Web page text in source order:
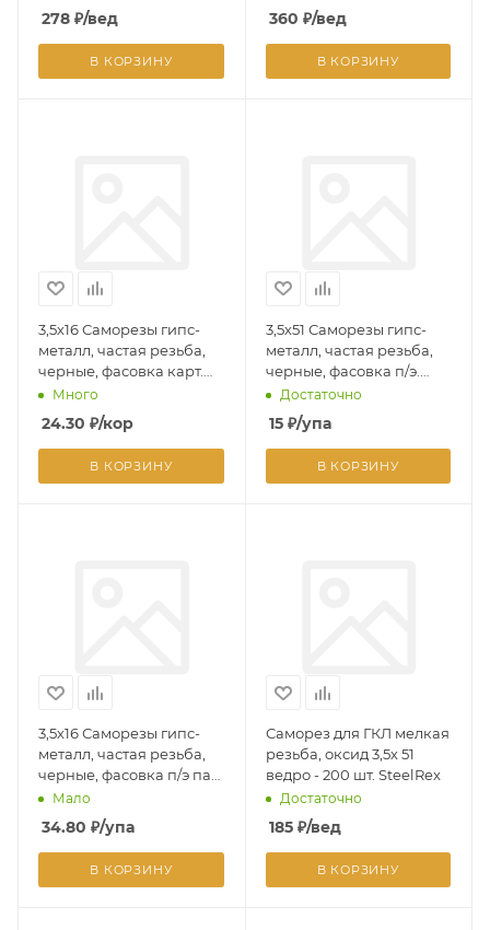
278 ₽/вед
В КОРЗИНУ
360 ₽/вед
В КОРЗИНУ
3,5х16 Саморезы гипс-
металл, частая резьба,
черные, фасовка карт.
кор. - 100 шт. Л-18
Много
24.30 ₽/кор
В КОРЗИНУ
3,5х51 Саморезы гипс-
металл, частая резьба,
черные, фасовка п/э.
пак. - 20 шт.
Достаточно
15₽/упа
В КОРЗИНУ
3,5х16 Саморезы гипс-
металл, частая резьба,
черные, фасовка п/э пак.
- 100 шт.
Мало
34.80 ₽/упа
В КОРЗИНУ
Саморез для ГКЛ мелкая
резьба, оксид 3,5х 51
ведро - 200 шт. SteelRex
Достаточно
185₽/вед
В КОРЗИНУ